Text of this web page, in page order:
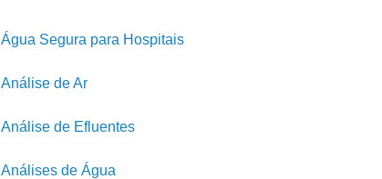
Água Segura para Hospitais
Análise de Ar
Análise de Efluentes
Análises de Água